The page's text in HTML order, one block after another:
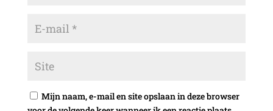
Mijn naam, e-mail en site opslaan in deze browser